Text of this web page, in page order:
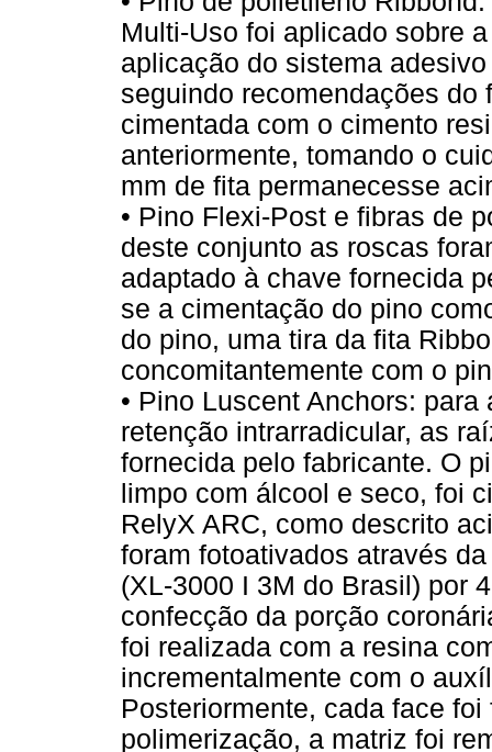
Multi-Uso foi aplicado sobre
aplicação do sistema
seguindo recomendações
cimentada com o cimento
anteriormente, tomando o
mm de fita permanecesse
• Pino Flexi-Post e fibras de
deste conjunto as roscas
adaptado à chave fornecida
se a cimentação do pino
do pino, uma tira da fita
concomitantemente com o
• Pino Luscent Anchors:
retenção intrarradicular, as
fornecida pelo fabricante. O
limpo com álcool e seco, foi
RelyX ARC, como descrito
foram fotoativados através
(XL-3000 I 3M do Brasil) por
confecção da porção
foi realizada com a resina
incrementalmente com o
Posteriormente, cada face
polimerização, a matriz foi